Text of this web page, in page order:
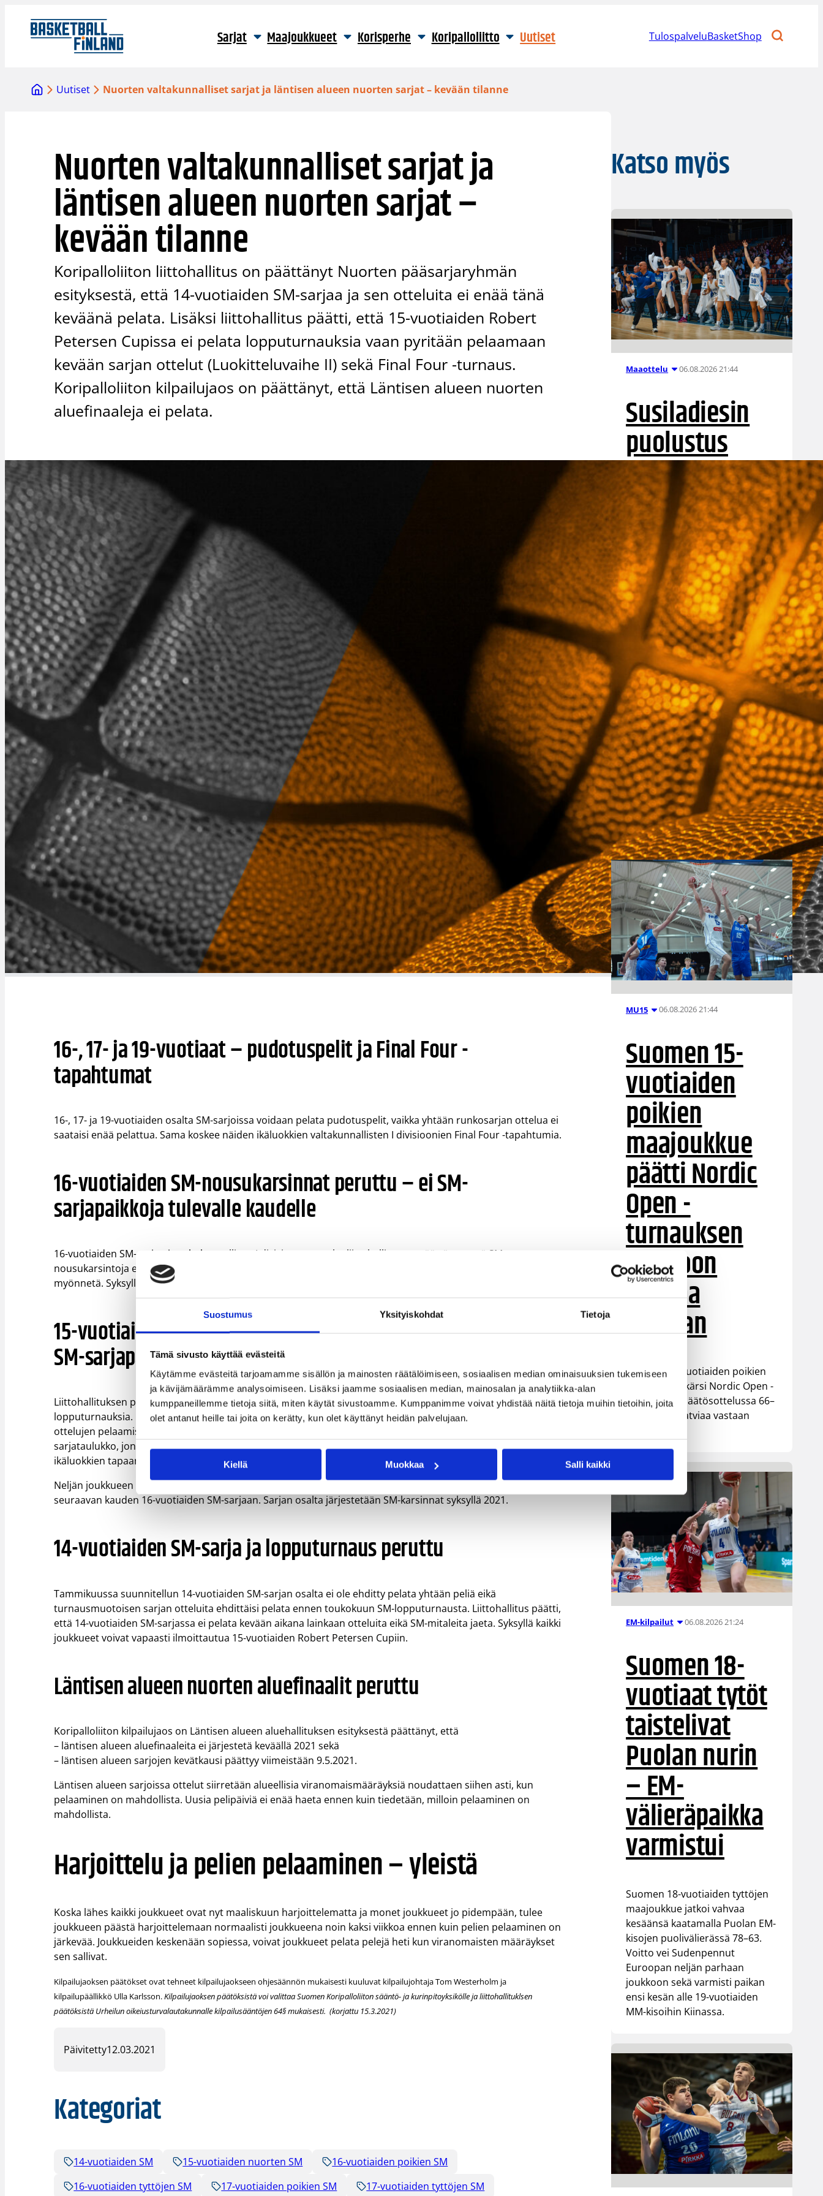
Suostumus Yksityiskohdat Tietoja
Tämä sivusto käyttää evästeitä
Käytämme evästeitä tarjoamamme sisällön ja mainosten räätälöimiseen, sosiaalisen median ominaisuuksien tukemiseen
ja kävijämäärämme analysoimiseen. Lisäksi jaamme sosiaalisen median, mainosalan ja analytiikka-alan
kumppaneillemme tietoja siitä, miten käytät sivustoamme. Kumppanimme voivat yhdistää näitä tietoja muihin tietoihin, joita
olet antanut heille tai joita on kerätty, kun olet käyttänyt heidän palvelujaan.
Kiellä Muokkaa Salli kaikki
sisältöön
Sarjat Maajoukkueet Korisperhe Koripalloliitto Uutiset TulospalveluBasketShop
Uutiset Nuorten valtakunnalliset sarjat ja läntisen alueen nuorten sarjat – kevään tilanne
Nuorten valtakunnalliset sarjat ja
läntisen alueen nuorten sarjat –
kevään tilanne
Koripalloliiton liittohallitus on päättänyt Nuorten pääsarjaryhmän
esityksestä, että 14-vuotiaiden SM-sarjaa ja sen otteluita ei enää tänä
keväänä pelata. Lisäksi liittohallitus päätti, että 15-vuotiaiden Robert
Petersen Cupissa ei pelata lopputurnauksia vaan pyritään pelaamaan
kevään sarjan ottelut (Luokitteluvaihe II) sekä Final Four -turnaus.
Koripalloliiton kilpailujaos on päättänyt, että Läntisen alueen nuorten
aluefinaaleja ei pelata.
16-, 17- ja 19-vuotiaat – pudotuspelit ja Final Four -
tapahtumat
16-, 17- ja 19-vuotiaiden osalta SM-sarjoissa voidaan pelata pudotuspelit, vaikka yhtään runkosarjan ottelua ei
saataisi enää pelattua. Sama koskee näiden ikäluokkien valtakunnallisten I divisioonien Final Four -tapahtumia.
16-vuotiaiden SM-nousukarsinnat peruttu – ei SM-
sarjapaikkoja tulevalle kaudelle
16-vuotiaiden SM-sarjan ja valtakunnallisen I divisioonan osalta liittohallitus on päättänyt, että SM-
nousukarsintoja ei pelata eikä ns. periytyviä sarjapaikkoja seuraavalle sarjakaudelle 17-vuotiaiden SM-sarjaan
myönnetä. Syksyllä pelataan SM-karsinnat 17-vuotiaiden valtakunnallisiin sarjoihin.
15-vuotiaiden Robert Petersen Cup – ei lopputurnauksia eikä
SM-sarjapaikkoja tulevalle kaudelle
Liittohallituksen päätöksen mukaisesti 15-vuotiaiden Robert Petersen Cupissa ei pelata kevään
lopputurnauksia. Lopputurnauksista vapautuvat viikonloput käytetään kevään Luokitteluvaihe II -
ottelujen pelaamiseen. Kolmessa lohkossa pelattavista Luokitteluvaihe II -otteluista tehdään yksi yhteinen
sarjataulukko, jonka perusteella neljä parasta joukkuetta pelaa Final Four -turnauksen vanhempien
ikäluokkien tapaan (esim. 19-vuotiaiden valtakunnallinen I divisioona).
Neljän joukkueen Final Four -tapahtumassa jaetaan SM-mitalit, mutta ns. periytyviä sarjapaikkoja ei myönnetä
seuraavan kauden 16-vuotiaiden SM-sarjaan. Sarjan osalta järjestetään SM-karsinnat syksyllä 2021.
14-vuotiaiden SM-sarja ja lopputurnaus peruttu
Tammikuussa suunnitellun 14-vuotiaiden SM-sarjan osalta ei ole ehditty pelata yhtään peliä eikä
turnausmuotoisen sarjan otteluita ehdittäisi pelata ennen toukokuun SM-lopputurnausta. Liittohallitus päätti,
että 14-vuotiaiden SM-sarjassa ei pelata kevään aikana lainkaan otteluita eikä SM-mitaleita jaeta. Syksyllä kaikki
joukkueet voivat vapaasti ilmoittautua 15-vuotiaiden Robert Petersen Cupiin.
Läntisen alueen nuorten aluefinaalit peruttu
Koripalloliiton kilpailujaos on Läntisen alueen aluehallituksen esityksestä päättänyt, että
– läntisen alueen aluefinaaleita ei järjestetä keväällä 2021 sekä
– läntisen alueen sarjojen kevätkausi päättyy viimeistään 9.5.2021.
Läntisen alueen sarjoissa ottelut siirretään alueellisia viranomaismääräyksiä noudattaen siihen asti, kun
pelaaminen on mahdollista. Uusia pelipäiviä ei enää haeta ennen kuin tiedetään, milloin pelaaminen on
mahdollista.
Harjoittelu ja pelien pelaaminen – yleistä
Koska lähes kaikki joukkueet ovat nyt maaliskuun harjoittelematta ja monet joukkueet jo pidempään, tulee
joukkueen päästä harjoittelemaan normaalisti joukkueena noin kaksi viikkoa ennen kuin pelien pelaaminen on
järkevää. Joukkueiden keskenään sopiessa, voivat joukkueet pelata pelejä heti kun viranomaisten määräykset
sen sallivat.
Kilpailujaoksen päätökset ovat tehneet kilpailujaokseen ohjesäännön mukaisesti kuuluvat kilpailujohtaja Tom Westerholm ja
kilpailupäällikkö Ulla Karlsson.Kilpailujaoksen päätöksistä voi valittaa Suomen Koripalloliiton sääntö- ja kurinpitoyksikölle ja liittohallituklsen
päätöksistä Urheilun oikeiusturvalautakunnalle kilpailusääntöjen 64§ mukaisesti. (korjattu 15.3.2021)
Päivitetty12.03.2021
Kategoriat
14-vuotiaiden SM 15-vuotiaiden nuorten SM
16-vuotiaiden poikien SM
16-vuotiaiden tyttöjen SM
17-vuotiaiden poikien SM 17-vuotiaiden tyttöjen SM
Katso myös
Maaottelu 06.08.2026 21:44
Susiladiesin
puolustus
rautaa
Tukholmassa
–
harvinaislaatu
inen voitto
Liettuasta
Susiladies nappasi
harvinaislaatuisen voiton
Liettuasta Tukholmassa
pelatussa maaottelussa.
Susiladies voitti vakuuttavasti
Liettuan 81-70 (48-36) Elina
Aarnisalon 22 pisteen
johdattamana. Suomi pelaa
Tukholmassa vielä toisen
ottelun, kun huomenna vastaan
tulee Ruotsi.
MU15 06.08.2026 21:44
Suomen 15-
vuotiaiden
poikien
maajoukkue
päätti Nordic
Open -
turnauksen
tappioon
Latviaa
vastaan
Suomen 15-vuotiaiden poikien
maajoukkue kärsi Nordic Open -
turnauksen päätösottelussa 66–
74-tappion Latviaa vastaan
EM-kilpailut 06.08.2026 21:24
Suomen 18-
vuotiaat tytöt
taistelivat
Puolan nurin
– EM-
välieräpaikka
varmistui
Suomen 18-vuotiaiden tyttöjen
maajoukkue jatkoi vahvaa
kesäänsä kaatamalla Puolan EM-
kisojen puolivälierässä 78–63.
Voitto vei Sudenpennut
Euroopan neljän parhaan
joukkoon sekä varmisti paikan
ensi kesän alle 19-vuotiaiden
MM-kisoihin Kiinassa.